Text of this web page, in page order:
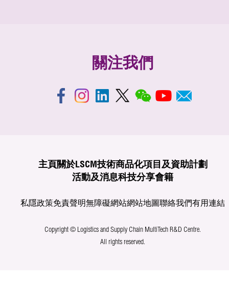
關注我們
主頁 關於LSCM技術商品化項目及資助計劃
活動及消息科技分享會籍
私隱政策免責聲明無障礙網站網站地圖聯絡我們有用連結
Copyright © Logistics and Supply Chain MultiTech R&D Centre.
All rights reserved.